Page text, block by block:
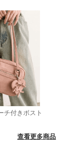
チ付きボスト
查看更多商品